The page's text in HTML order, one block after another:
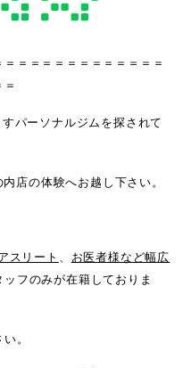
＝＝＝＝＝＝＝＝＝＝＝＝
パーソナルジムを探されて
店の体験へお越し下さい。
スリート
お医者様など幅広
フのみが在籍しておりま
。